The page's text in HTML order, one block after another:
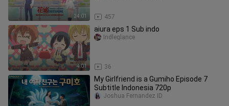
24:01 457
4:01
aiura eps 1 Sub indo
36
Indleglance
My Girlfriend is a Gumiho Episode 7
Subtitle Indonesia 720p
Joshua Fernandez ID